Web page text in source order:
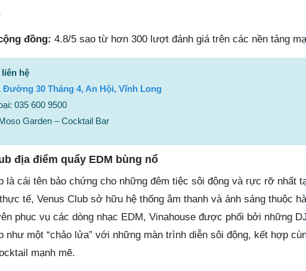
đồng: 4.8/5 sao từ hơn 300 lượt đánh giá trên các nền tảng
hệ
Đường 30 Tháng 4, An Hội, Vĩnh Long
035 600 9500
Garden – Cocktail Bar
địa điểm quẩy EDM bùng nổ
là cái tên bảo chứng cho những đêm tiệc sôi động và rực rỡ nhất
tế, Venus Club sở hữu hệ thống âm thanh và ánh sáng thuộc
phục vụ các dòng nhạc EDM, Vinahouse được phối bởi những
như một “chảo lửa” với những màn trình diễn sôi động, kết hợp
mạnh mẽ.